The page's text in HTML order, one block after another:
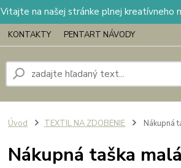
Vitajte na našej stránke plnej kreatívneho
KONTAKTY PENTART NÁVODY
Úvod TEXTIL NA ZDOBENIE Nákupná
Nákupná taška